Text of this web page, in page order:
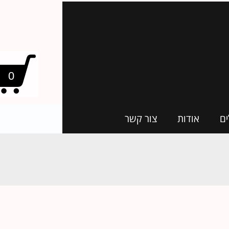
אודות צור קשר
0